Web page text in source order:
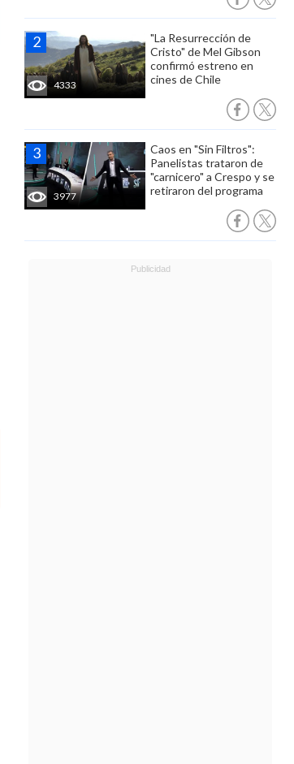
4333
"La Resurrección de
Cristo" de Mel Gibson
confirmó estreno en
cines de Chile
3977
Caos en "Sin Filtros":
Panelistas trataron de
"carnicero" a Crespo y se
retiraron del programa